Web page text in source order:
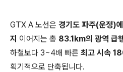
GTX A 노선은 경기도 파주(운정)
지 이어지는 총 83.1km의 광역 급
하철보다 3~4배 빠른 최고 시속
획기적으로 단축됩니다.